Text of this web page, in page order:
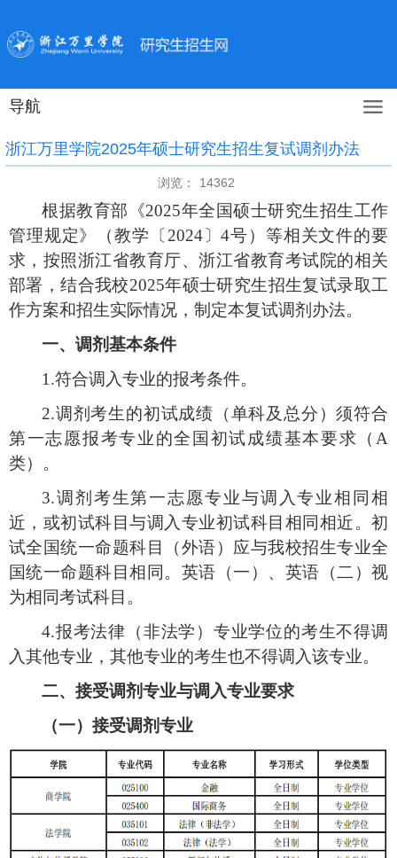
导航
浙江万里学院2025年硕士研究生招生复试调剂办法
浏览： 14362
根据教育部《2025年全国硕士研究生招生工作
管理规定》（教学〔2024〕4号）等相关文件的要
求，按照浙江省教育厅、浙江省教育考试院的相关
部署，结合我校2025年硕士研究生招生复试录取工
作方案和招生实际情况，制定本复试调剂办法。
一、调剂基本条件
1.符合调入专业的报考条件。
2.调剂考生的初试成绩（单科及总分）须符合
第一志愿报考专业的全国初试成绩基本要求（ A
类）。
3.调剂考生第一志愿专业与调入专业相同相
近，或初试科目与调入专业初试科目相同相近。初
试全国统一命题科目（外语）应与我校招生专业全
国统一命题科目相同。英语（一）、英语（二）视
为相同考试科目。
4.报考法律（非法学）专业学位的考生不得调
入其他专业，其他专业的考生也不得调入该专业。
二、接受调剂专业与调入专业要求
（一）接受调剂专业